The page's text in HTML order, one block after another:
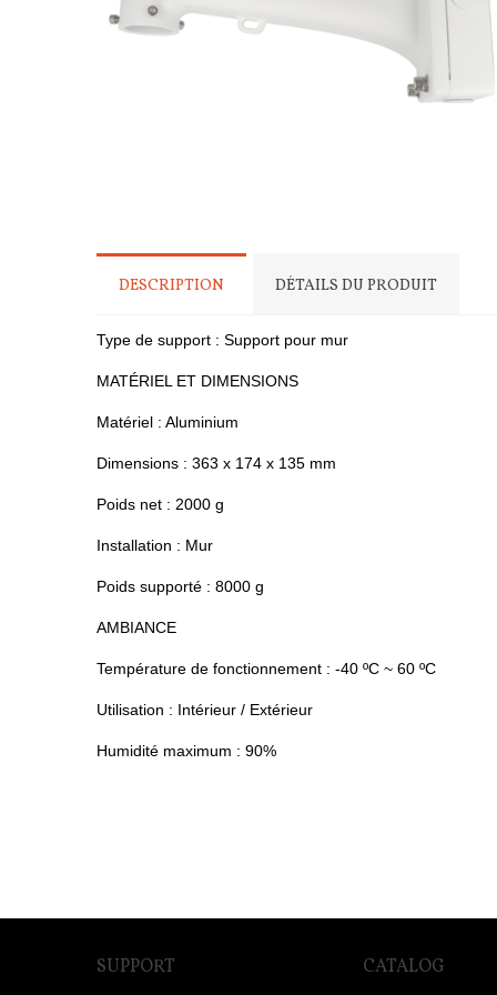
DESCRIPTION DÉTAILS DU PRODUIT
Type de support : Support pour mur
MATÉRIEL ET DIMENSIONS
Matériel : Aluminium
Dimensions : 363 x 174 x 135 mm
Poids net : 2000 g
Installation : Mur
Poids supporté : 8000 g
AMBIANCE
Température de fonctionnement : -40 ºC ~ 60 ºC
Utilisation : Intérieur / Extérieur
Humidité maximum : 90%
SUPPORT CATALOG